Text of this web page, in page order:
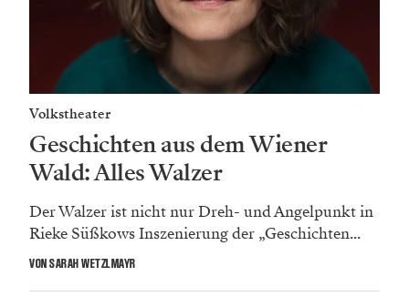
Volkstheater
Geschichten aus dem Wiener
Wald: Alles Walzer
Der Walzer ist nicht nur Dreh- und Angelpunkt in
Rieke Süßkows Inszenierung der „Geschichten...
VON SARAH WETZLMAYR